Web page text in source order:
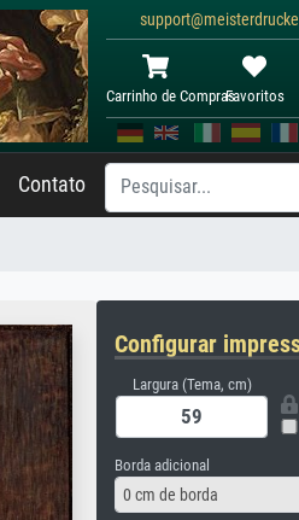
Carrinho de ComprasFavoritos
Contato
Configurar
Largura (Tema, cm)
Borda adicional
0 cm de borda